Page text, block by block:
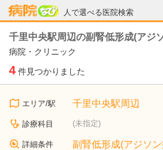
人で選べる医院検索
病院なび
千里中央駅周辺の副腎低形成(アジ
病院・クリニック
4 件見つかりました
エリア/駅 千里中央駅周辺
診療科目 (未指定)
詳細条件 副腎低形成(アジソ